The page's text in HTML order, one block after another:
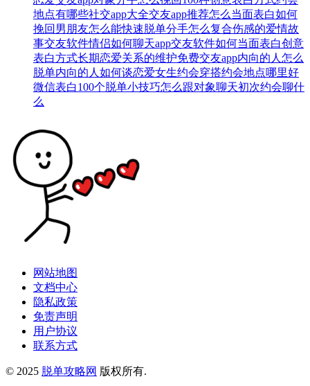
地点有哪些社交app大全交友app推荐怎么当面表白如何
挽回男朋友怎么能快速脱单分手怎么复合伤感的爱情故
事交友软件情侣如何聊天app交友软件如何当面表白创意
表白方式长期恋爱关系的维护免费交友app内向的人怎么
脱单内向的人如何谈恋爱女生约会穿搭约会地点哪里好
微信表白100个脱单小技巧怎么跟对象聊天初次约会聊什
么
网站地图
文档中心
隐私政策
免责声明
用户协议
联系方式
© 2025 脱单攻略网 版权所有.